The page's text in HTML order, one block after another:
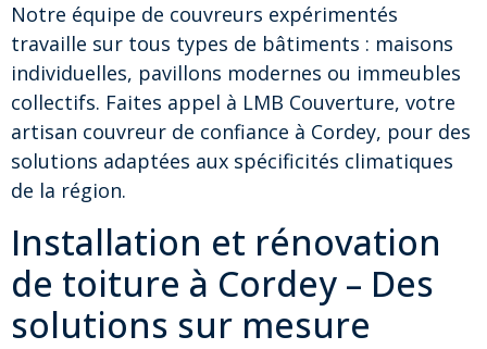
Notre équipe de couvreurs expérimentés
travaille sur tous types de bâtiments : maisons
individuelles, pavillons modernes ou immeubles
collectifs. Faites appel à LMB Couverture, votre
artisan couvreur de confiance à Cordey, pour des
solutions adaptées aux spécificités climatiques
de la région.
Installation et rénovation
de toiture à Cordey – Des
solutions sur mesure